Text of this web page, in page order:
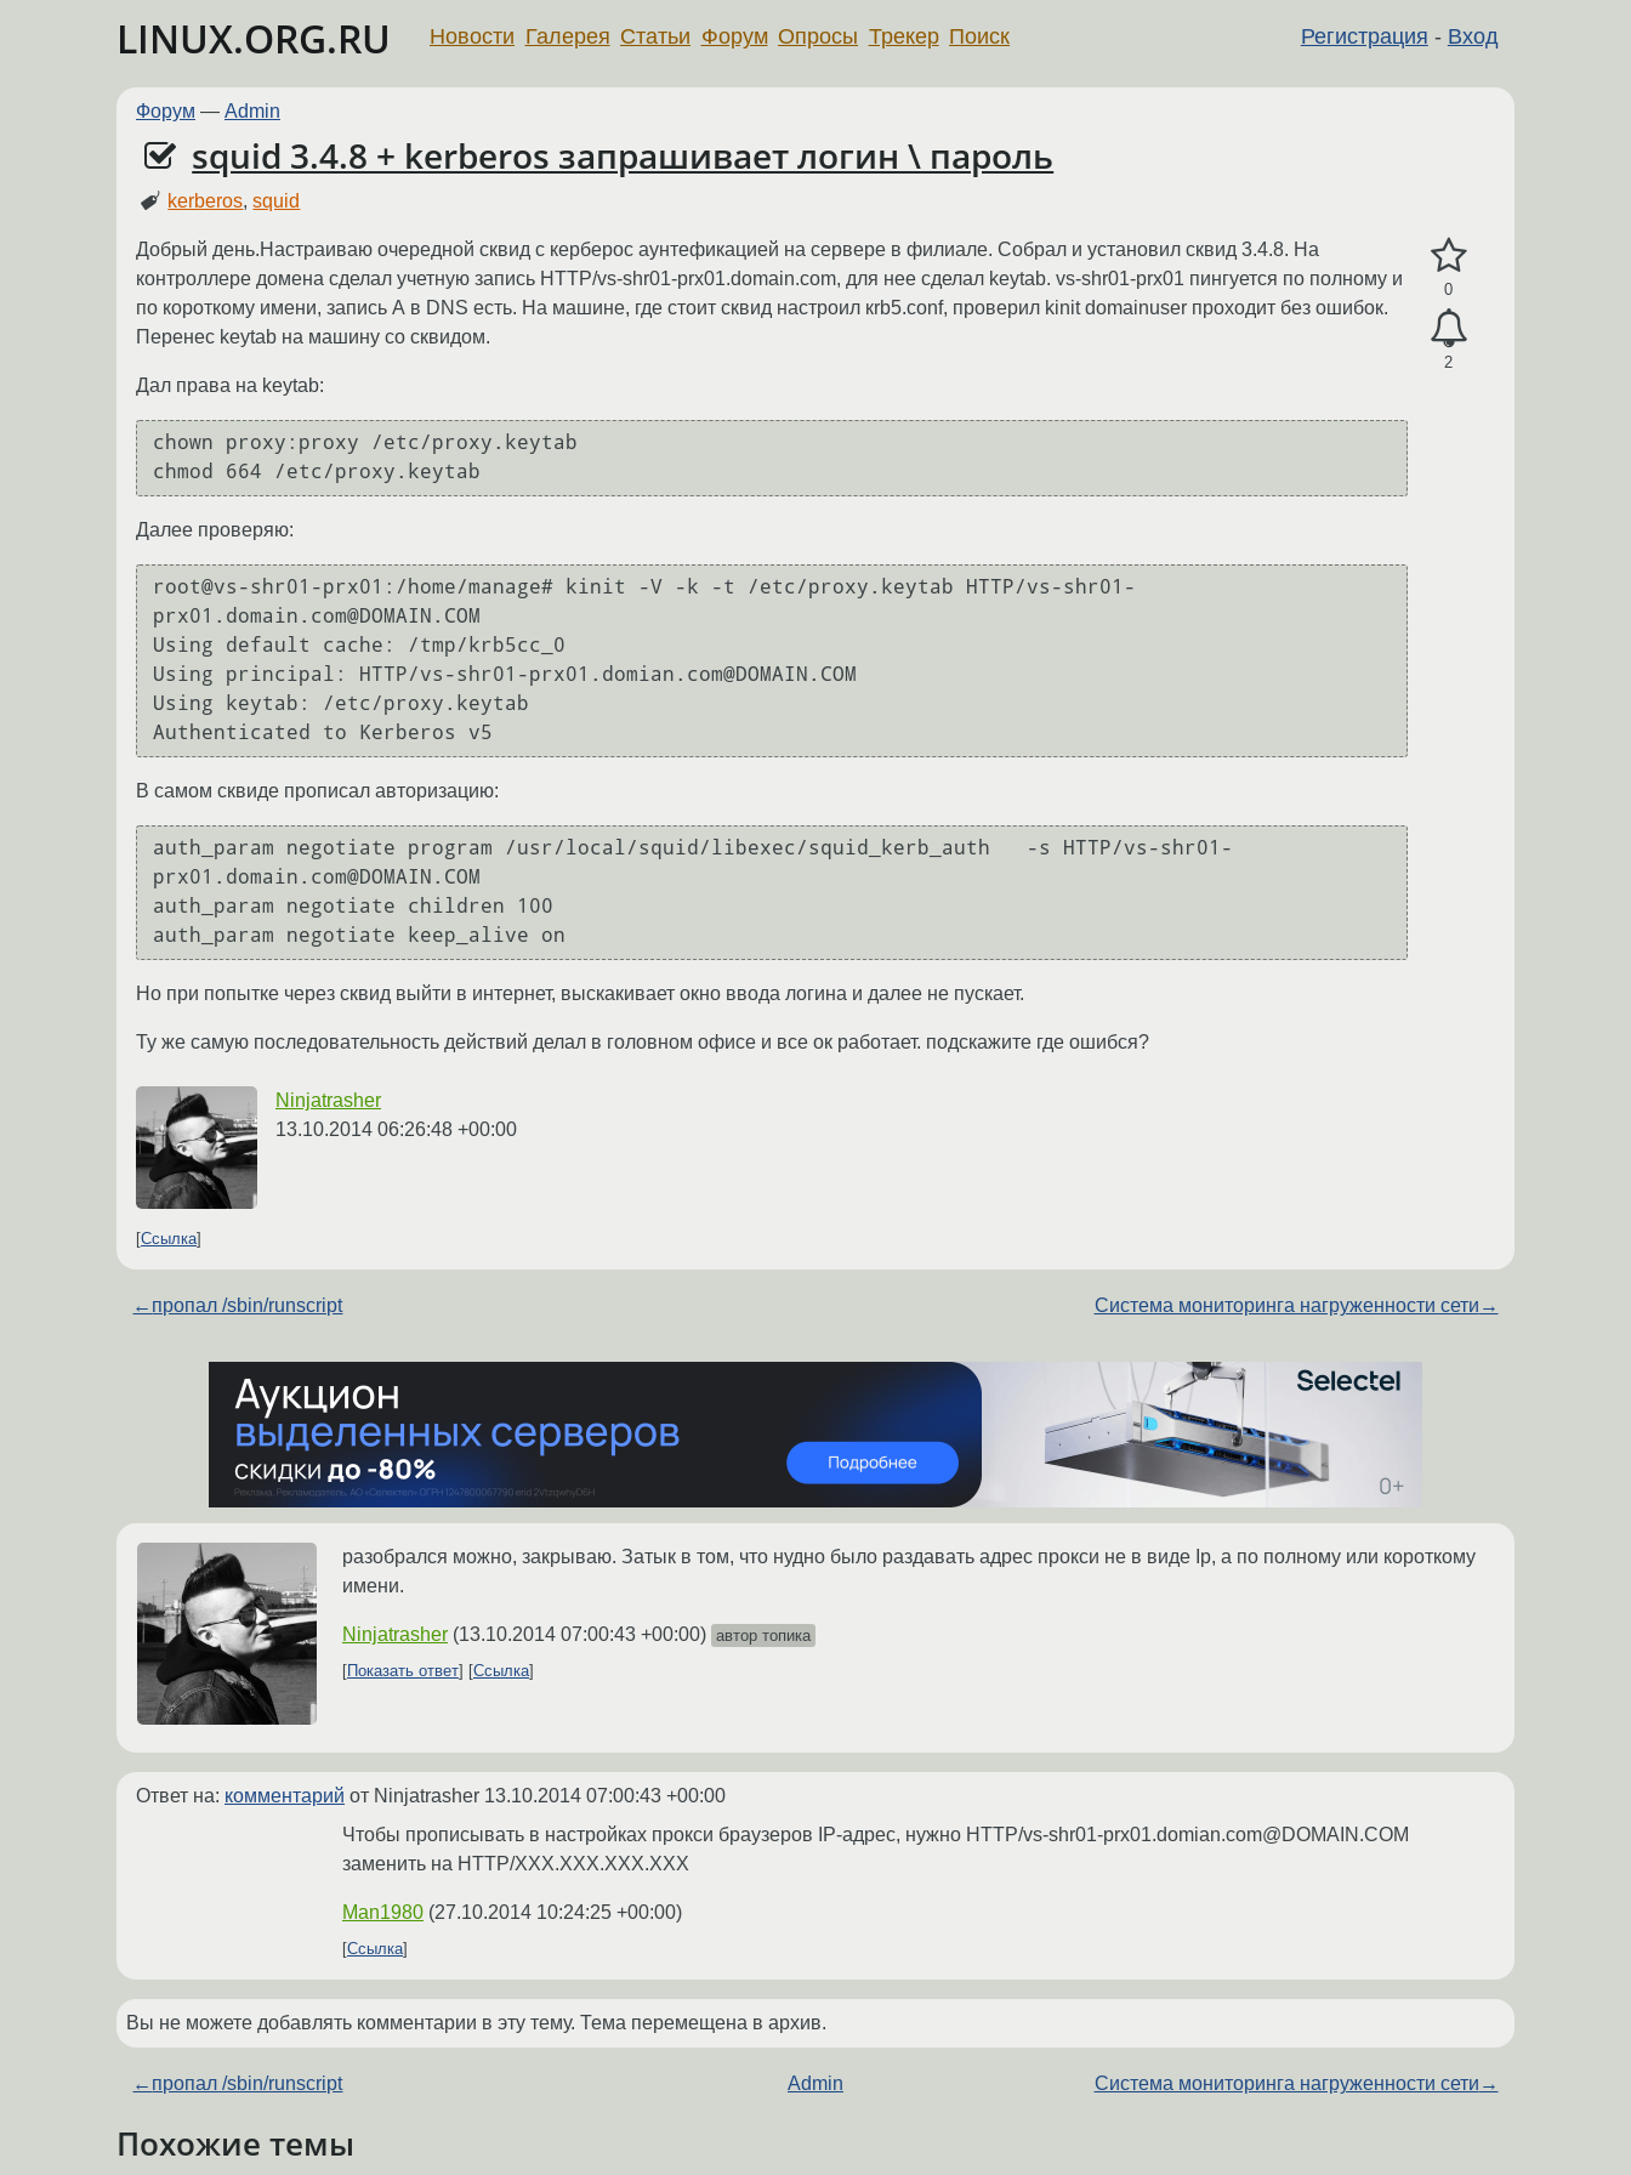
LINUX.ORG.RU Регистрация - Вход
Новости Галерея Статьи Форум Опросы Трекер Поиск
Форум — Admin
squid 3.4.8 + kerberos запрашивает логин \ пароль
kerberos,squid
0
2
Добрый день.Настраиваю очередной сквид с керберос аунтефикацией на сервере в филиале. Собрал и установил сквид 3.4.8. На
контроллере домена сделал учетную запись HTTP/vs-shr01-prx01.domain.com, для нее сделал keytab. vs-shr01-prx01 пингуется по полному и
по короткому имени, запись А в DNS есть. На машине, где стоит сквид настроил кrb5.conf, проверил kinit domainuser проходит без ошибок.
Перенес keytab на машину со сквидом.
Дал права на keytab:
chown proxy:proxy /etc/proxy.keytab
Далее проверяю:
root@vs-shr01-prx01:/home/manage# kinit -V -k -t /etc/proxy.keytab HTTP/vs-shr01-
prx01.domain.com@DOMAIN.COM
Using default cache: /tmp/krb5cc_0
Using principal: HTTP/vs-shr01-prx01.domian.com@DOMAIN.COM
Using keytab: /etc/proxy.keytab
В самом сквиде прописал авторизацию:
auth_param negotiate program /usr/local/squid/libexec/squid_kerb_auth   -s HTTP/vs-shr01-
prx01.domain.com@DOMAIN.COM
auth_param negotiate children 100
Но при попытке через сквид выйти в интернет, выскакивает окно ввода логина и далее не пускает.
Ту же самую последовательность действий делал в головном офисе и все ок работает. подскажите где ошибся?
Ninjatrasher
13.10.2014 06:26:48 +00:00
Ссылка
← пропал /sbin/runscript Система мониторинга нагруженности сети →
разобрался можно, закрываю. Затык в том, что нудно было раздавать адрес прокси не в виде Ip, а по полному или короткому
имени.
Ninjatrasher (13.10.2014 07:00:43 +00:00) автор топика
Показать ответ
Ссылка
Ответ на: комментарий от Ninjatrasher 13.10.2014 07:00:43 +00:00
Чтобы прописывать в настройках прокси браузеров IP-адрес, нужно HTTP/vs-shr01-prx01.domian.com@DOMAIN.COM
заменить на HTTP/XXX.XXX.XXX.XXX
Man1980 (27.10.2014 10:24:25 +00:00)
Ссылка
Вы не можете добавлять комментарии в эту тему. Тема перемещена в архив.
← пропал /sbin/runscript Admin Система мониторинга нагруженности сети →
Похожие темы